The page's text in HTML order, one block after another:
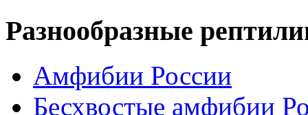
Разнообразные
Амфибии России
Бесхвостые амфибии